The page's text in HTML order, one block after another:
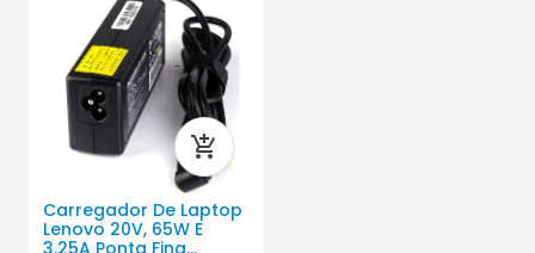
Carregador De Laptop
Lenovo 20V, 65W E
3.25A Ponta Fina